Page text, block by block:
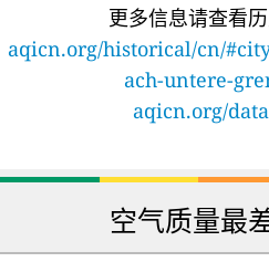
更多信息请查看历
aqicn.org/historical/cn/
ach-untere-
aqicn.org/
空气质量最